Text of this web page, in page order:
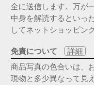
全に送信します。万が
中身を解読するといっ
してネットショッピン
免責について
詳細
商品写真の色合いは、
現物と多少異なって見